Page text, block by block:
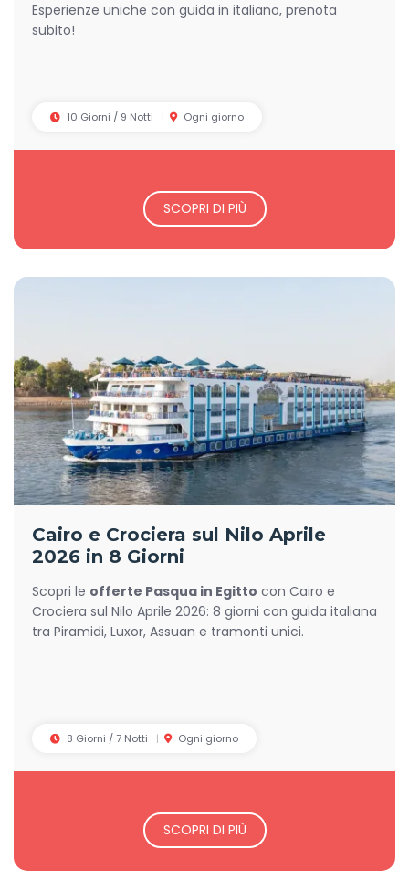
Esperienze uniche con guida in italiano, prenota
subito!
10 Giorni / 9 Notti Ogni giorno
SCOPRI DI PIÙ
Cairo e Crociera sul Nilo Aprile
2026 in 8 Giorni
Scopri le offerte Pasqua in Egitto con Cairo e
Crociera sul Nilo Aprile 2026: 8 giorni con guida italiana
tra Piramidi, Luxor, Assuan e tramonti unici.
8 Giorni / 7 Notti Ogni giorno
SCOPRI DI PIÙ